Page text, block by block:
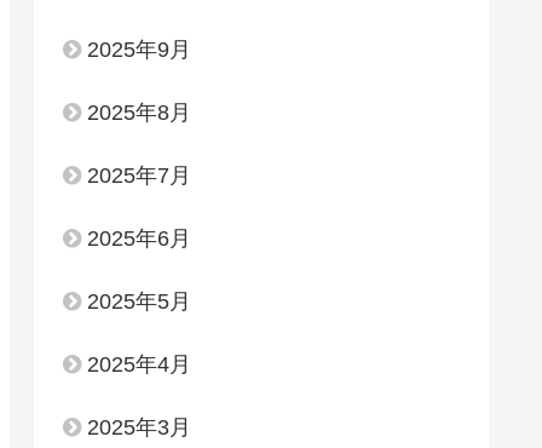
2025年9月
2025年8月
2025年7月
2025年6月
2025年5月
2025年4月
2025年3月